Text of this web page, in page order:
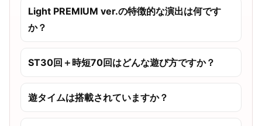
Light PREMIUM ver.の特徴的な演出は何です
か？
ST30回＋時短70回はどんな遊び方ですか？
遊タイムは搭載されていますか？